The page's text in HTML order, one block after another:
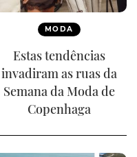
MODA
Estas tendências
invadiram as ruas da
Semana da Moda de
Copenhaga